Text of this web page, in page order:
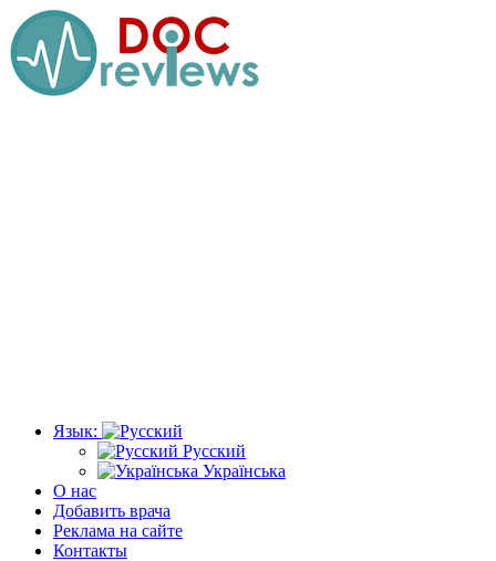
Перейти
к
содержимому
Язык:
Русский
Українська
О нас
Добавить врача
Реклама на сайте
Контакты